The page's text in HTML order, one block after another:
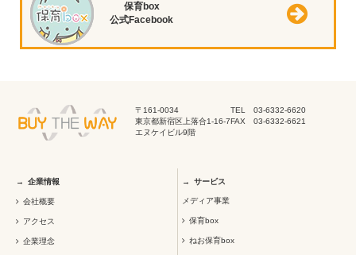
保育box
公式Facebook
〒161-0034
東京都新宿区上落合1-16-7
エヌケイビル9階
TEL 03-6332-6620
FAX 03-6332-6621
企業情報
会社概要
アクセス
企業理念
サービス
メディア事業
保育box
ねお保育box